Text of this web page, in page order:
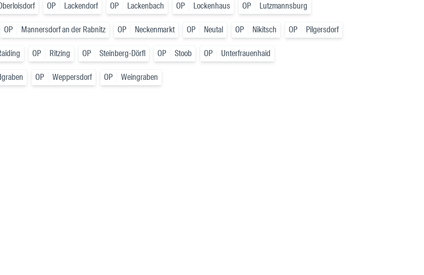
OP Lackendorf OP Lackenbach OP Lockenhaus OP Lutzmannsburg
OP Mannersdorf an der Rabnitz OP Neckenmarkt OP Neutal OP Nikitsch OP Pilgersdorf
OP Ritzing OP Steinberg-Dörfl OP Stoob OP Unterfrauenhaid
OP Weppersdorf OP Weingraben